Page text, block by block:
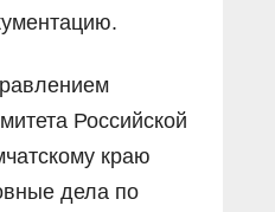
Российской
краю
дела по